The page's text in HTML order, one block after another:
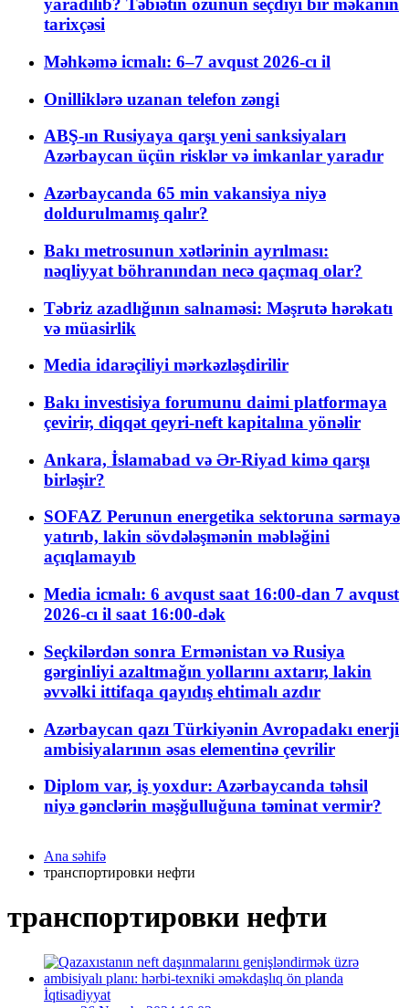
yaradılıb? Təbiətin özünün seçdiyi bir məkanın
tarixçəsi
Məhkəmə icmalı: 6–7 avqust 2026-cı il
Onilliklərə uzanan telefon zəngi
ABŞ-ın Rusiyaya qarşı yeni sanksiyaları
Azərbaycan üçün risklər və imkanlar yaradır
Azərbaycanda 65 min vakansiya niyə
doldurulmamış qalır?
Bakı metrosunun xətlərinin ayrılması:
nəqliyyat böhranından necə qaçmaq olar?
Təbriz azadlığının salnaməsi: Məşrutə hərəkatı
və müasirlik
Media idarəçiliyi mərkəzləşdirilir
Bakı investisiya forumunu daimi platformaya
çevirir, diqqət qeyri-neft kapitalına yönəlir
Ankara, İslamabad və Ər-Riyad kimə qarşı
birləşir?
SOFAZ Perunun energetika sektoruna sərmayə
yatırıb, lakin sövdələşmənin məbləğini
açıqlamayıb
Media icmalı: 6 avqust saat 16:00-dan 7 avqust
2026-cı il saat 16:00-dək
Seçkilərdən sonra Ermənistan və Rusiya
gərginliyi azaltmağın yollarını axtarır, lakin
əvvəlki ittifaqa qayıdış ehtimalı azdır
Azərbaycan qazı Türkiyənin Avropadakı enerji
ambisiyalarının əsas elementinə çevrilir
Diplom var, iş yoxdur: Azərbaycanda təhsil
niyə gənclərin məşğulluğuna təminat vermir?
Ana səhifə
транспортировки нефти
транспортировки нефти
İqtisadiyyat